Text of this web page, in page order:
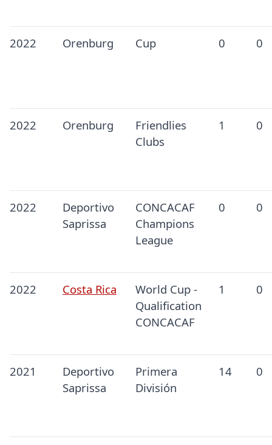
2022 Orenburg Cup 0 0
2022 Orenburg
Friendlies
Clubs
1 0
2022
Deportivo
Saprissa
CONCACAF
Champions
League
0 0
2022 Costa Rica
World Cup -
Qualification
CONCACAF
1 0
2021
Deportivo
Saprissa
Primera
División
14 0